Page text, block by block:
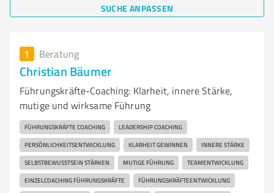
SUCHE ANPASSEN
1 Beratung
Christian Bäumer
Führungskräfte-Coaching: Klarheit, innere Stärke,
mutige und wirksame Führung
FÜHRUNGSKRÄFTE COACHING LEADERSHIP COACHING
PERSÖNLICHKEITSENTWICKLUNG KLARHEIT GEWINNEN INNERE STÄRKE
SELBSTBEWUSSTSEIN STÄRKEN MUTIGE FÜHRUNG TEAMENTWICKLUNG
EINZELCOACHING FÜHRUNGSKRÄFTE FÜHRUNGSKRÄFTEENTWICKLUNG